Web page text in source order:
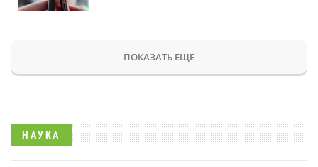
ПОКАЗАТЬ ЕЩЕ
НАУКА